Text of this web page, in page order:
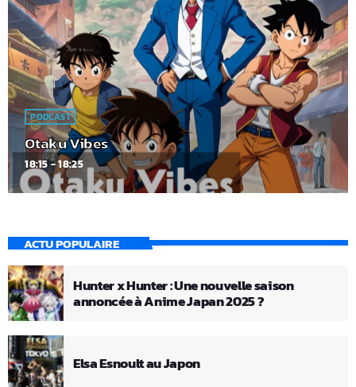
PODCAST
Otaku Vibes
18:15 - 18:25
ACTU POPULAIRE
Hunter x Hunter : Une nouvelle saison
annoncée à Anime Japan 2025 ?
Elsa Esnoult au Japon